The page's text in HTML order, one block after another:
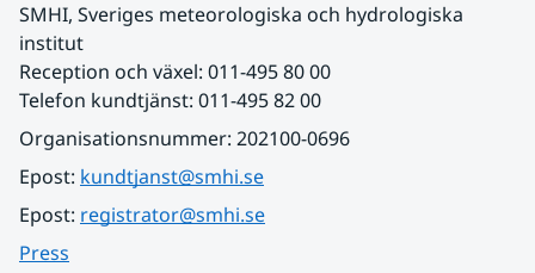
SMHI, Sveriges meteorologiska och hydrologiska
institut
Reception och växel: 011-495 80 00
Telefon kundtjänst: 011-495 82 00
Organisationsnummer: 202100-0696
Epost: kundtjanst@smhi.se
Epost: registrator@smhi.se
Press